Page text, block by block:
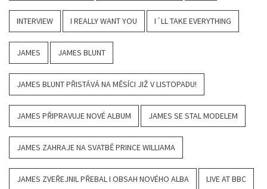
INTERVIEW I REALLY WANT YOU I´LL TAKE EVERYTHING
JAMES JAMES BLUNT
JAMES BLUNT PŘISTÁVÁ NA MĚSÍCI JIŽ V LISTOPADU!
JAMES PŘIPRAVUJE NOVÉ ALBUM JAMES SE STAL MODELEM
JAMES ZAHRAJE NA SVATBĚ PRINCE WILLIAMA
JAMES ZVEŘEJNIL PŘEBAL I OBSAH NOVÉHO ALBA LIVE AT BBC